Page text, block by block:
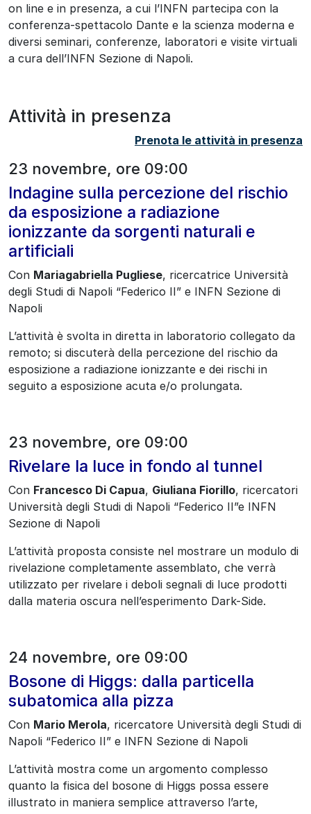
on line e in presenza, a cui l’INFN partecipa con la
conferenza-spettacolo Dante e la scienza moderna e
diversi seminari, conferenze, laboratori e visite virtuali
a cura dell’INFN Sezione di Napoli.
Attività in presenza
Prenota le attività in presenza
23 novembre, ore 09:00
Indagine sulla percezione del rischio
da esposizione a radiazione
ionizzante da sorgenti naturali e
artificiali
Con Mariagabriella Pugliese, ricercatrice Università
degli Studi di Napoli “Federico II” e INFN Sezione di
Napoli
L’attività è svolta in diretta in laboratorio collegato da
remoto; si discuterà della percezione del rischio da
esposizione a radiazione ionizzante e dei rischi in
seguito a esposizione acuta e/o prolungata.
23 novembre, ore 09:00
Rivelare la luce in fondo al tunnel
Con Francesco Di Capua, Giuliana Fiorillo, ricercatori
Università degli Studi di Napoli “Federico II”e INFN
Sezione di Napoli
L’attività proposta consiste nel mostrare un modulo di
rivelazione completamente assemblato, che verrà
utilizzato per rivelare i deboli segnali di luce prodotti
dalla materia oscura nell’esperimento Dark-Side.
24 novembre, ore 09:00
Bosone di Higgs: dalla particella
subatomica alla pizza
Con Mario Merola, ricercatore Università degli Studi di
Napoli “Federico II” e INFN Sezione di Napoli
L’attività mostra come un argomento complesso
quanto la fisica del bosone di Higgs possa essere
illustrato in maniera semplice attraverso l’arte,